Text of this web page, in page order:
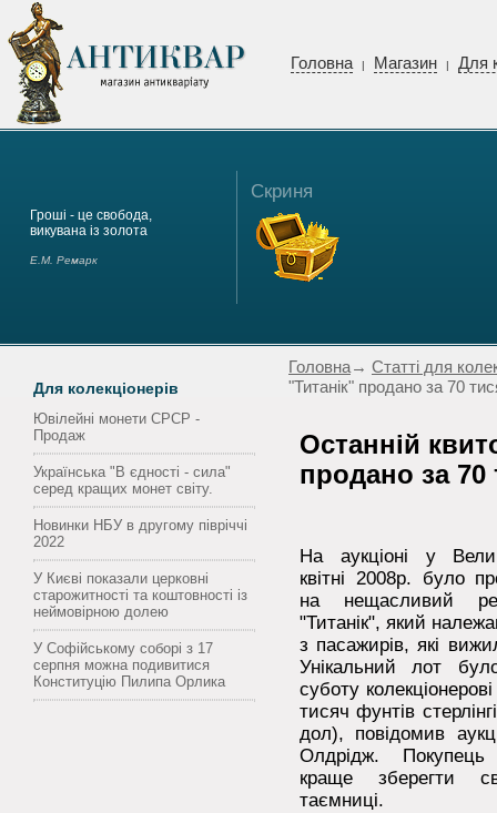
Головна | Магазин | Для
Гроші - це свобода,
викувана із золота
Е.М. Ремарк
Скриня
Для колекціонерів
Ювілейні монети СРСР -
Продаж
Українська "В єдності - сила"
серед кращих монет світу.
Новинки НБУ в другому півріччі
2022
У Києві показали церковні
старожитності та коштовності із
неймовірною долею
У Софійському соборі з 17
серпня можна подивитися
Конституцію Пилипа Орлика
Головна→ Статті для
"Титанік" продано за 70
Останній
продано за 70
На аукціоні у
квітні 2008р. було
на нещасливий
"Титанік", який
з пасажирів, які
Унікальний лот
суботу
тисяч фунтів
дол), повідомив
Олдрідж.
краще зберегти
таємниці.